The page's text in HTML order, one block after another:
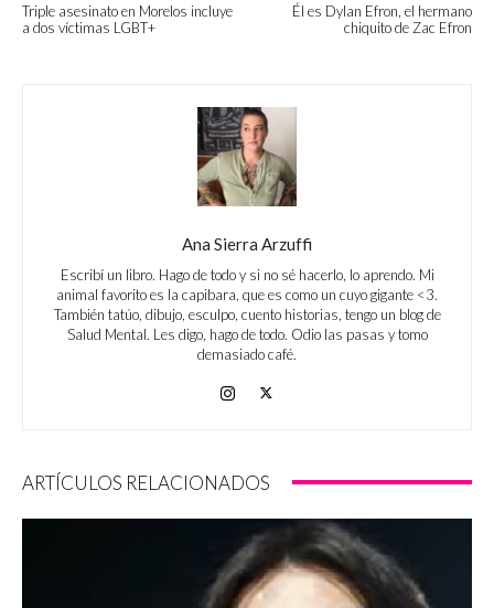
Triple asesinato en Morelos incluye
a dos víctimas LGBT+
Él es Dylan Efron, el hermano
chiquito de Zac Efron
Ana Sierra Arzuffi
Escribí un libro. Hago de todo y si no sé hacerlo, lo aprendo. Mi
animal favorito es la capibara, que es como un cuyo gigante <3.
También tatúo, dibujo, esculpo, cuento historias, tengo un blog de
Salud Mental. Les digo, hago de todo. Odio las pasas y tomo
demasiado café.
ARTÍCULOS RELACIONADOS